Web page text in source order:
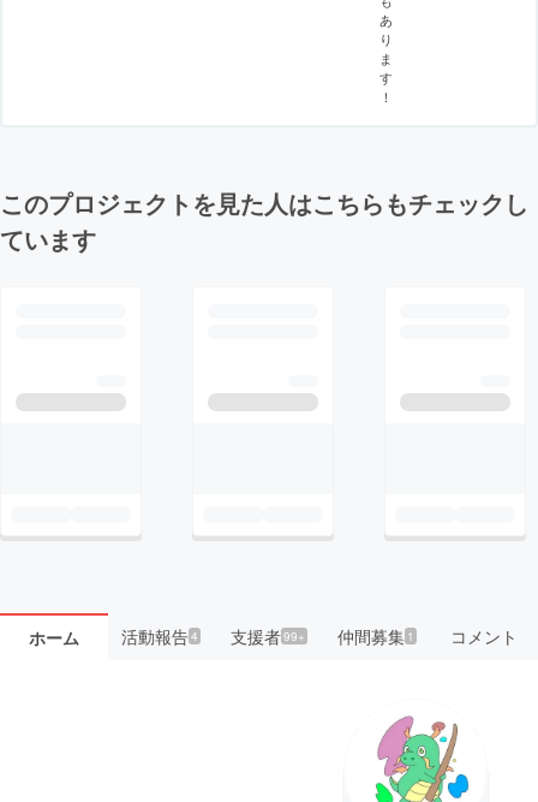
あ
り
ま
す
！
このプロジェクトを見た人はこちらもチェックし
ています
ホーム 活動報告4 支援者99+ 仲間募集 1 コメント